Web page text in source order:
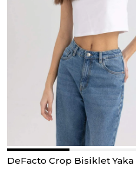
DeFacto Crop Bisiklet